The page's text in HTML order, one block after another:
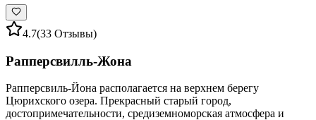
4.7(33 Отзывы)
Рапперсвилль-Жона
Рапперсвиль-Йона располагается на верхнем берегу
Цюрихского озера. Прекрасный старый город,
достопримечательности, средиземноморская атмосфера и